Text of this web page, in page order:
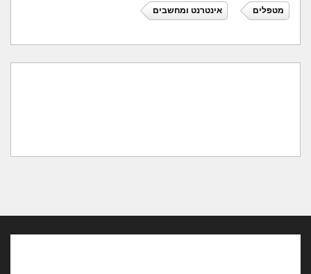
מטפלים אינטרנט ומחשבים